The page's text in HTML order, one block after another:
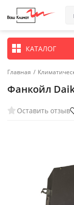
КАТАЛОГ
Главная /
Фанкойл
Оставить отзыв